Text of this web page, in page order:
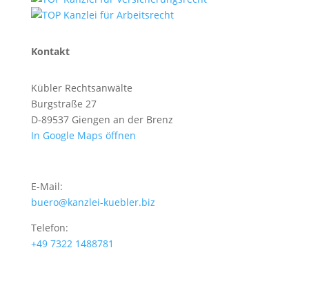
Kontakt
Kübler Rechtsanwälte
Burgstraße 27
D-89537 Giengen an der Brenz
In Google Maps öffnen
E-Mail:
buero@kanzlei-kuebler.biz
Telefon:
+49 7322 1488781